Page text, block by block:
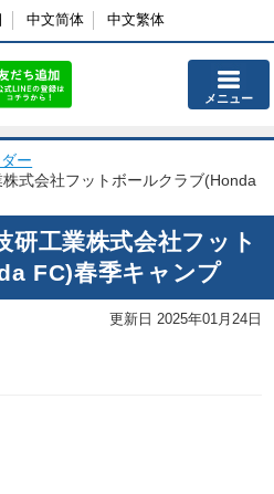
中文简体 中文繁体
メニュー
ー
式会社フットボールクラブ(Honda
工業株式会社フット
FC)春季キャンプ
更新日 2025年01月24日